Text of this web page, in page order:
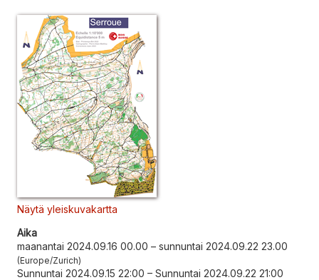
Näytä yleiskuvakartta
Aika
maanantai 2024.09.16 00.00 – sunnuntai 2024.09.22 23.00
Europe/Zurich
Sunnuntai 2024.09.15 22:00 – Sunnuntai 2024.09.22 21:00